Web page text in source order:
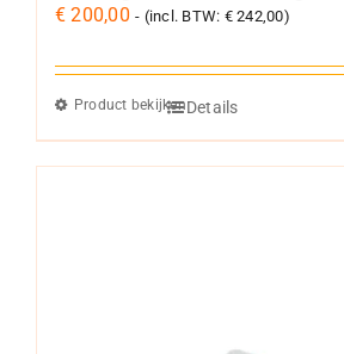
€ 200,00 - (incl. BTW: €242,00)
Product bekijkenDetails